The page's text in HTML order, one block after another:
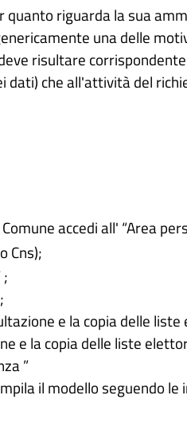
riguarda la sua
una delle
risultare
dati) che all'attività del
accedi all' “Area
Cns);
;
e la copia delle liste
e la copia delle liste
”
il modello seguendo le